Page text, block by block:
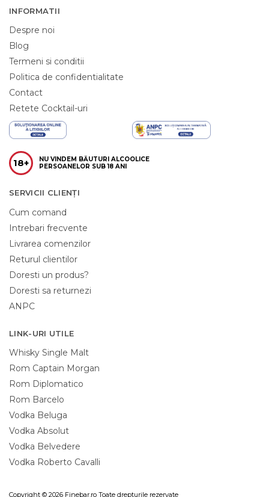
INFORMATII
Despre noi
Blog
Termeni si conditii
Politica de confidentialitate
Contact
Retete Cocktail-uri
18+
NU VINDEM BĂUTURI ALCOOLICE
PERSOANELOR SUB 18 ANI
SERVICII CLIENȚI
Cum comand
Intrebari frecvente
Livrarea comenzilor
Returul clientilor
Doresti un produs?
Doresti sa returnezi
ANPC
LINK-URI UTILE
Whisky Single Malt
Rom Captain Morgan
Rom Diplomatico
Rom Barcelo
Vodka Beluga
Vodka Absolut
Vodka Belvedere
Vodka Roberto Cavalli
Copyright © 2026 Finebar.ro Toate drepturile rezervate